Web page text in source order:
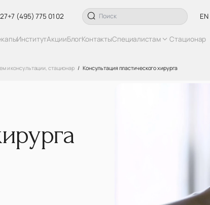
+7 (495) 775 01 02 EN
ИнститутАкцииБлогКонтактыСпециалистам Стационар
и консультации, стационар Консультация пластического хирурга